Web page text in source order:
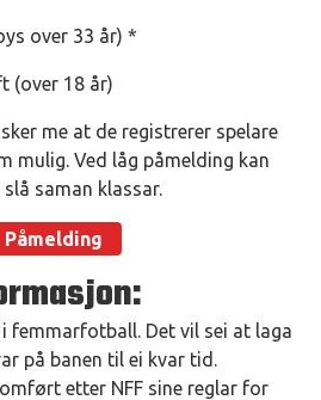
over 33 år) *
(over 18 år)
me at de registrerer spelare
mulig. Ved låg påmelding kan
saman klassar.
Påmelding
femmarfotball. Det vil sei at laga
på banen til ei kvar tid.
etter NFF sine reglar for